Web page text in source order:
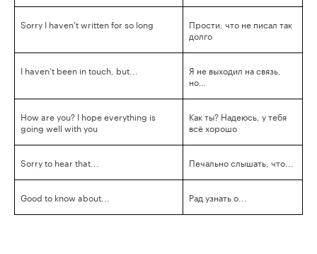
Sorry I haven’t written for so long
Прости, что не писал так
долго
I haven’t been in touch, but...
Я не выходил на связь,
но…
How are you? I hope everything is
going well with you
Как ты? Надеюсь, у тебя
всё хорошо
Sorry to hear that... Печально слышать, что...
Good to know about... Рад узнать о...